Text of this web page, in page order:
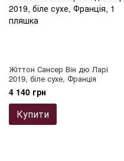
Жіттон Сансер Він дю Ларі
2019, біле сухе, Франція
4 140 грн
Купити